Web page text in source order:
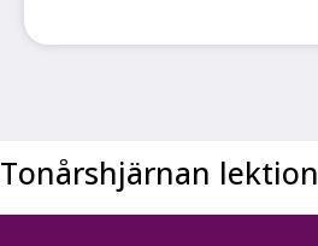
Tonårshjärnan lektion